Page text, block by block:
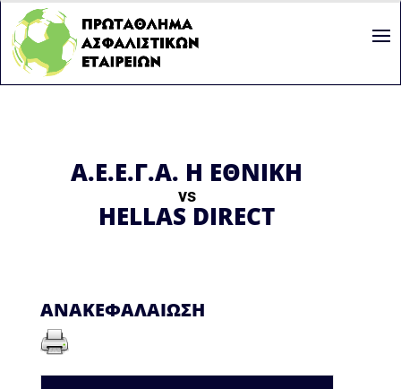
Α.Ε.Ε.Γ.Α. Η ΕΘΝΙΚΗ
vs
HELLAS DIRECT
ΑΝΑΚΕΦΑΛΑΊΩΣΗ